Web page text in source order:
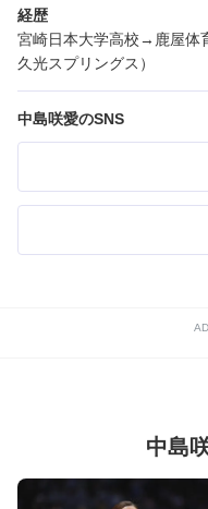
経歴
宮崎日本大学高校→鹿屋体
久光スプリングス）
中島咲愛のSNS
中島